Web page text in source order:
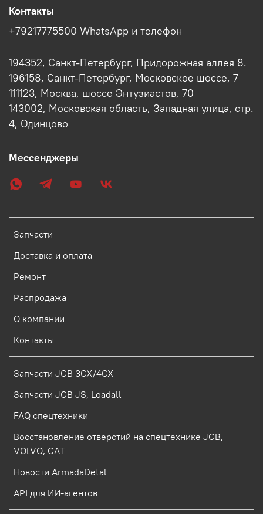
Запчасти
Доставка и оплата
Ремонт
Распродажа
О компании
Контакты
Запчасти JCB 3CX/4CX
Запчасти JCB JS, Loadall
FAQ спецтехники
Восстановление отверстий на спецтехнике JCB,
VOLVO, CAT
Новости ArmadaDetal
API для ИИ-агентов
Контакты
+79217775500 WhatsApp и телефон
194352, Санкт-Петербург, Придорожная аллея 8.
196158, Санкт-Петербург, Московское шоссе, 7
111123, Москва, шоссе Энтузиастов, 70
143002, Московская область, Западная улица, стр.
4, Одинцово
Мессенджеры